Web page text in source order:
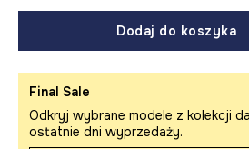
Dodaj do koszyka
Final Sale
Odkryj wybrane modele z kolekcji
ostatnie dni wyprzedaży.